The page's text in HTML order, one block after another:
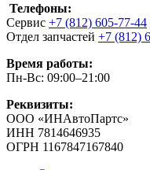
Телефоны:
Сервис +7 (812) 605-77-44
Отдел запчастей +7 (812)
Время работы:
Пн-Вс: 09:00–21:00
Реквизиты:
ООО «ИНАвтоПартс»
ИНН 7814646935
ОГРН 1167847167840